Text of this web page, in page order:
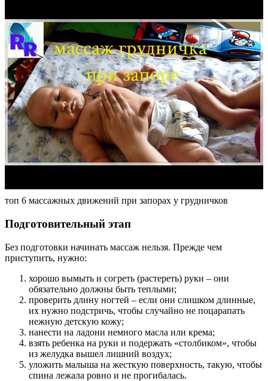
топ 6 массажных движений при запорах у грудничков
Подготовительный этап
Без подготовки начинать массаж нельзя. Прежде чем
приступить, нужно:
хорошо вымыть и согреть (растереть) руки – они
обязательно должны быть теплыми;
проверить длину ногтей – если они слишком длинные,
их нужно подстричь, чтобы случайно не поцарапать
нежную детскую кожу;
нанести на ладони немного масла или крема;
взять ребенка на руки и подержать «столбиком», чтобы
из желудка вышел лишний воздух;
уложить малыша на жесткую поверхность, такую, чтобы
спина лежала ровно и не прогибалась.